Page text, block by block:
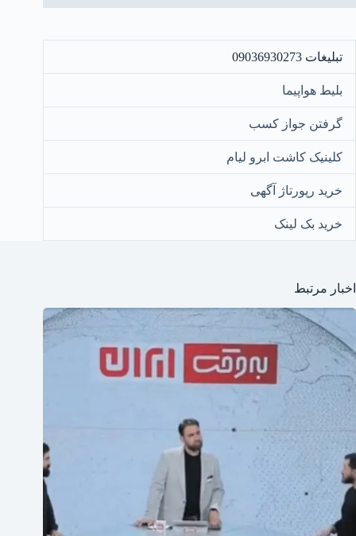
تبلیغات 09036930273
بلیط هواپیما
گرفتن جواز کسب
کلینیک کاشت ابرو لیام
خرید رپورتاژ آگهی
خرید بک لینک
اخبار مرتبط